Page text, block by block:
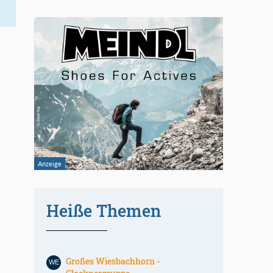
Heiße Themen
Großes Wiesbachhorn -